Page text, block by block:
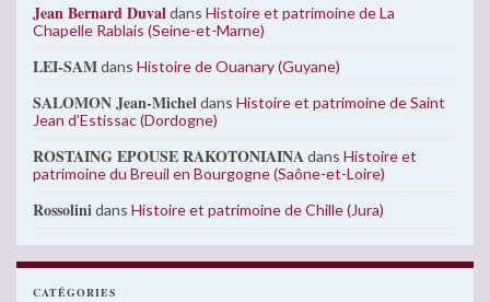
Jean Bernard Duvaldans Histoire et patrimoine de La
Chapelle Rablais (Seine-et-Marne)
LEI-SAMdans Histoire de Ouanary (Guyane)
SALOMON Jean-Micheldans Histoire et patrimoine de Saint
Jean d’Estissac (Dordogne)
ROSTAING EPOUSE RAKOTONIAINAdans Histoire et
patrimoine du Breuil en Bourgogne (Saône-et-Loire)
Rossolinidans Histoire et patrimoine de Chille (Jura)
CATÉGORIES